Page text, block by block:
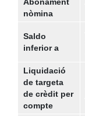
nòmina
Saldo
inferior a
Liquidació
de targeta
de crèdit per
compte